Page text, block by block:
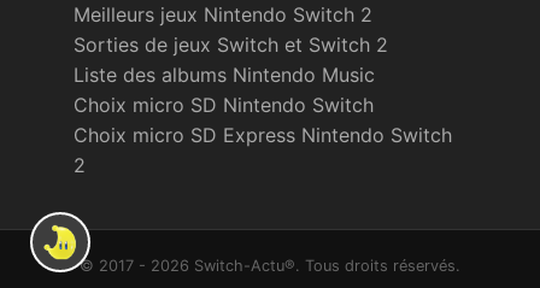
Meilleurs jeux Nintendo Switch 2
Sorties de jeux Switch et Switch 2
Liste des albums Nintendo Music
Choix micro SD Nintendo Switch
Choix micro SD Express Nintendo Switch
2
© 2017 - 2026 Switch-Actu®. Tous droits réservés.